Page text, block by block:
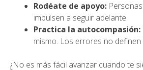
Rodéate de apoyo:
impulsen a seguir adelante.
Practica la autocompasión:
mismo. Los errores no definen
¿No es más fácil avanzar cuando te